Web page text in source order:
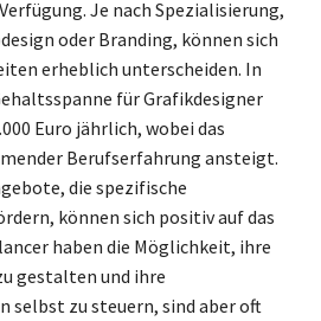
Je nach Spezialisierung,
oder Branding, können sich
erheblich unterscheiden. In
für Grafikdesigner
Euro jährlich, wobei das
Berufserfahrung ansteigt.
die spezifische
können sich positiv auf das
haben die Möglichkeit, ihre
gestalten und ihre
selbst zu steuern, sind aber oft